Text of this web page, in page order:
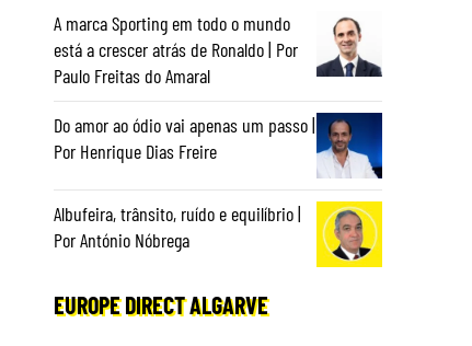
A marca Sporting em todo o mundo
está a crescer atrás de Ronaldo | Por
Paulo Freitas do Amaral
Do amor ao ódio vai apenas um passo |
Por Henrique Dias Freire
Albufeira, trânsito, ruído e equilíbrio |
Por António Nóbrega
EUROPE DIRECT ALGARVE